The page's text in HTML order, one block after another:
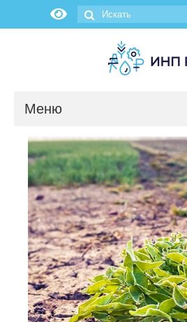
Меню
Новости
О нас
Об институте
Научные подразделения
Администрация
Сотрудники